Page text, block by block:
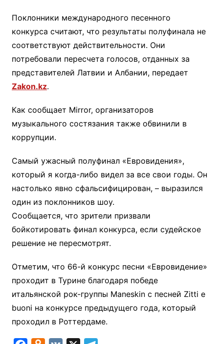
Поклонники международного песенного
конкурса считают, что результаты полуфинала не
соответствуют действительности. Они
потребовали пересчета голосов, отданных за
представителей Латвии и Албании, передает
Zakon.kz.
Как сообщает Mirror, организаторов
музыкального состязания также обвинили в
коррупции.
Самый ужасный полуфинал «Евровидения»,
который я когда-либо видел за все свои годы. Он
настолько явно сфальсифицирован, – выразился
один из поклонников шоу.
Сообщается, что зрители призвали
бойкотировать финал конкурса, если судейское
решение не пересмотрят.
Отметим, что 66-й конкурс песни «Евровидение»
проходит в Турине благодаря победе
итальянской рок-группы Mаneskin с песней Zitti e
buoni на конкурсе предыдущего года, который
проходил в Роттердаме.